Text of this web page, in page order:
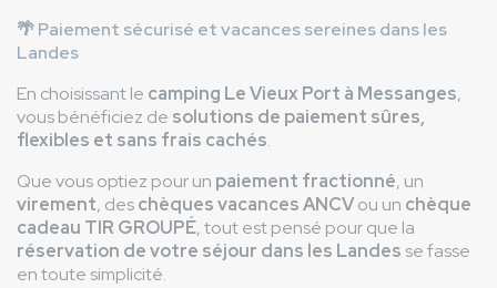
🌴 Paiement sécurisé et vacances sereines dans les
Landes
En choisissant le camping Le Vieux Port à Messanges,
vous bénéficiez de solutions de paiement sûres,
flexibles et sans frais cachés.
Que vous optiez pour un paiement fractionné, un
virement, deschèques vacances ANCVou un chèque
cadeau TIR GROUPÉ, tout est pensé pour que la
réservation de votre séjour dans les Landes se fasse
en toute simplicité.